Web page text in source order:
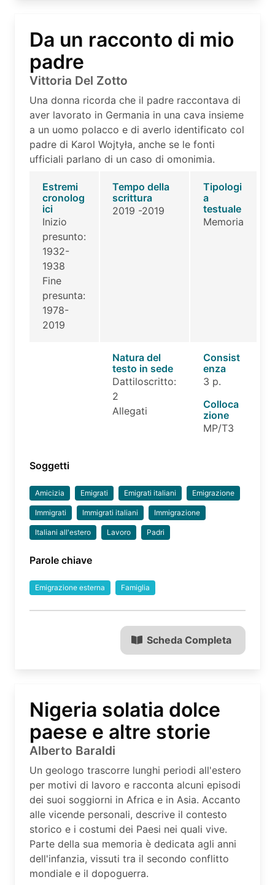
Da un racconto di mio
padre
Vittoria Del Zotto
Una donna ricorda che il padre raccontava di
aver lavorato in Germania in una cava insieme
a un uomo polacco e di averlo identificato col
padre di Karol Wojtyła, anche se le fonti
ufficiali parlano di un caso di omonimia.
Estremi
cronolog
ici
Inizio
presunto:
1932-
1938
Fine
presunta:
1978-
2019
Tempo della
scrittura
2019 -2019
Tipologi
a
testuale
Memoria
Natura del
testo in sede
Dattiloscritto:
2
Allegati
Consist
enza
3 p.
Colloca
zione
MP/T3
Soggetti
Amicizia Emigrati Emigrati italiani Emigrazione
Immigrati Immigrati italiani Immigrazione
Italiani all'estero Lavoro Padri
Parole chiave
Emigrazione esterna Famiglia
Scheda Completa
Nigeria solatia dolce
paese e altre storie
Alberto Baraldi
Un geologo trascorre lunghi periodi all'estero
per motivi di lavoro e racconta alcuni episodi
dei suoi soggiorni in Africa e in Asia. Accanto
alle vicende personali, descrive il contesto
storico e i costumi dei Paesi nei quali vive.
Parte della sua memoria è dedicata agli anni
dell'infanzia, vissuti tra il secondo conflitto
mondiale e il dopoguerra.